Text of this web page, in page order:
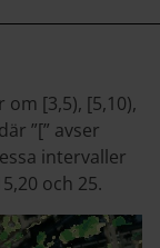
[3,5), [5,10),
”[” avser
intervaller
och 25.